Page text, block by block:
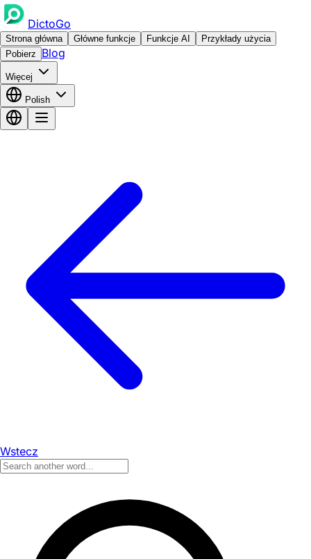
DictoGo
Strona główna Główne funkcje Funkcje AI
Przykłady użycia
Pobierz
Blog
Więcej
Polish
Wstecz